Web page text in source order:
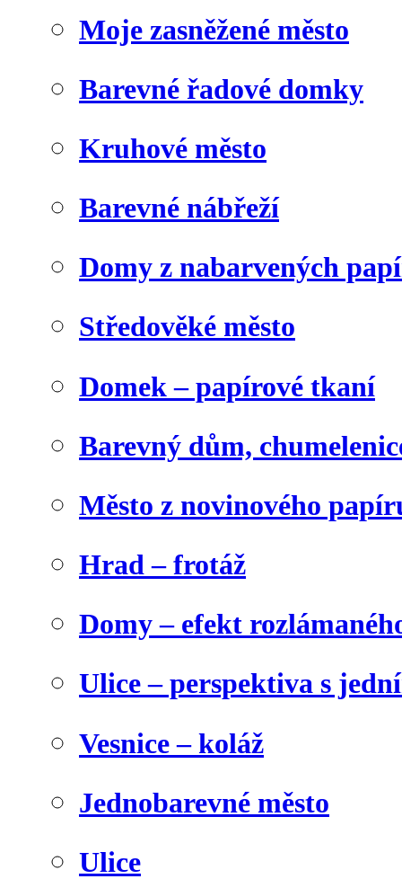
Moje zasněžené město
Barevné řadové domky
Kruhové město
Barevné nábřeží
Domy z nabarvených
Středověké město
Domek – papírové tkaní
Barevný dům,
Město z novinového
Hrad – frotáž
Domy – efekt
Ulice – perspektiva s
Vesnice – koláž
Jednobarevné město
Ulice